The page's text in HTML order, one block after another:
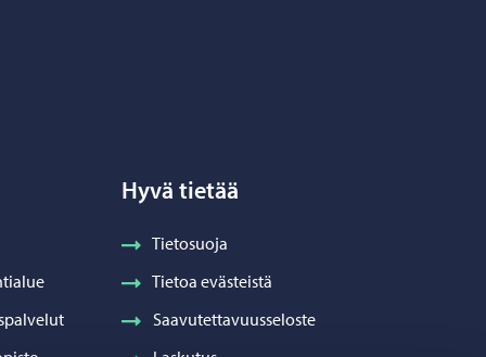
Hyvä tietää
Tietosuoja
Tietoa evästeistä
Saavutettavuusseloste